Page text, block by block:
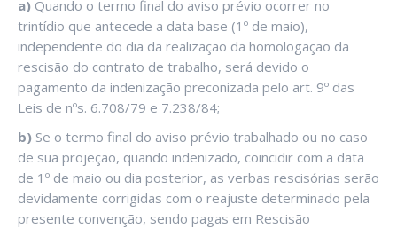
a) Quando o termo final do aviso prévio ocorrer no
trintídio que antecede a data base (1º de maio),
independente do dia da realização da homologação da
rescisão do contrato de trabalho, será devido o
pagamento da indenização preconizada pelo art. 9º das
Leis de nºs. 6.708/79 e 7.238/84;
b) Se o termo final do aviso prévio trabalhado ou no caso
de sua projeção, quando indenizado, coincidir com a data
de 1º de maio ou dia posterior, as verbas rescisórias serão
devidamente corrigidas com o reajuste determinado pela
presente convenção, sendo pagas em Rescisão